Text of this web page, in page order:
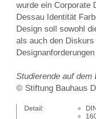
wurde ein Corporate
Dessau Identität
Design soll sowohl
als auch den
Designanforderungen
Studierende auf dem
© Stiftung Bauhaus
Detail: